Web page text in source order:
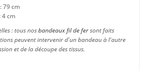
79 cm
4 cm
: tous nosbandeaux fil de fersont faits
peuvent intervenir d'un bandeau à l'autre
et de la découpe des tissus.